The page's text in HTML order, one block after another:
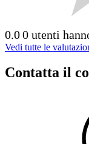
0.00 utenti
Vedi tutte le
Contatta il